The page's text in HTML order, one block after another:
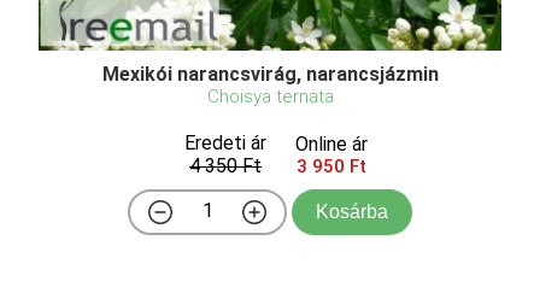
Mexikói narancsvirág, narancsjázmin
Choisya ternata
Eredeti ár
4 350 Ft
Online ár
3 950 Ft
Kosárba